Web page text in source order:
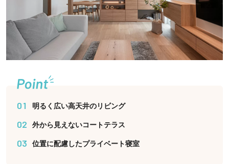
01 明るく広い高天井のリビング
02 外から見えないコートテラス
03 位置に配慮したプライベート寝室